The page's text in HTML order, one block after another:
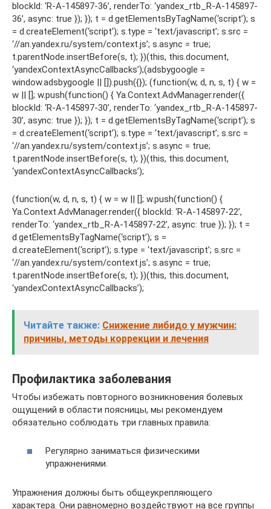
blockId: ‘R-A-145897-36’, renderTo: ‘yandex_rtb_R-A-145897-
36’, async: true }); }); t = d.getElementsByTagName(‘script’); s
= d.createElement(‘script’); s.type = ‘text/javascript’; s.src =
‘//an.yandex.ru/system/context.js’; s.async = true;
t.parentNode.insertBefore(s, t); })(this, this.document,
‘yandexContextAsyncCallbacks’);(adsbygoogle =
window.adsbygoogle || []).push({}); (function(w, d, n, s, t) { w =
w || []; w.push(function() { Ya.Context.AdvManager.render({
blockId: ‘R-A-145897-30’, renderTo: ‘yandex_rtb_R-A-145897-
30’, async: true }); }); t = d.getElementsByTagName(‘script’); s
= d.createElement(‘script’); s.type = ‘text/javascript’; s.src =
‘//an.yandex.ru/system/context.js’; s.async = true;
t.parentNode.insertBefore(s, t); })(this, this.document,
‘yandexContextAsyncCallbacks’);
(function(w, d, n, s, t) { w = w || []; w.push(function() {
Ya.Context.AdvManager.render({ blockId: ‘R-A-145897-22’,
renderTo: ‘yandex_rtb_R-A-145897-22’, async: true }); }); t =
d.getElementsByTagName(‘script’); s =
d.createElement(‘script’); s.type = ‘text/javascript’; s.src =
‘//an.yandex.ru/system/context.js’; s.async = true;
t.parentNode.insertBefore(s, t); })(this, this.document,
‘yandexContextAsyncCallbacks’);
Читайте также: Снижение либидо у мужчин:
причины, методы коррекции и лечения
Профилактика заболевания
Чтобы избежать повторного возникновения болевых
ощущений в области поясницы, мы рекомендуем
обязательно соблюдать три главных правила:
Регулярно заниматься физическими
упражнениями.
Упражнения должны быть общеукрепляющего
характера. Они равномерно воздействуют на все группы